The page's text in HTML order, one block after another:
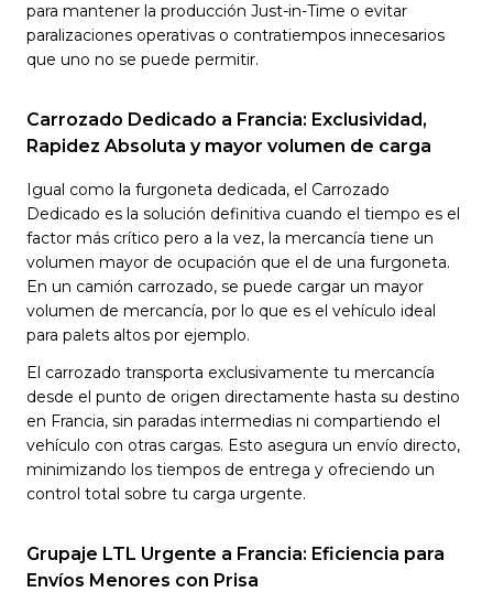
para mantener la producción Just-in-Time o evitar
paralizaciones operativas o contratiempos innecesarios
que uno no se puede permitir.
Carrozado Dedicado a Francia: Exclusividad,
Rapidez Absoluta y mayor volumen de carga
Igual como la furgoneta dedicada, el Carrozado
Dedicado es la solución definitiva cuando el tiempo es el
factor más crítico pero a la vez, la mercancía tiene un
volumen mayor de ocupación que el de una furgoneta.
En un camión carrozado, se puede cargar un mayor
volumen de mercancía, por lo que es el vehículo ideal
para palets altos por ejemplo.
El carrozado transporta exclusivamente tu mercancía
desde el punto de origen directamente hasta su destino
en Francia, sin paradas intermedias ni compartiendo el
vehículo con otras cargas. Esto asegura un envío directo,
minimizando los tiempos de entrega y ofreciendo un
control total sobre tu carga urgente.
Grupaje LTL Urgente a Francia: Eficiencia para
Envíos Menores con Prisa